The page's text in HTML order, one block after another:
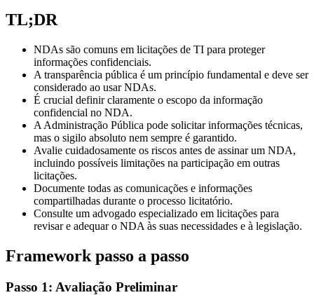
TL;DR
NDAs são comuns em licitações de TI para proteger
informações confidenciais.
A transparência pública é um princípio fundamental e deve ser
considerado ao usar NDAs.
É crucial definir claramente o escopo da informação
confidencial no NDA.
A Administração Pública pode solicitar informações técnicas,
mas o sigilo absoluto nem sempre é garantido.
Avalie cuidadosamente os riscos antes de assinar um NDA,
incluindo possíveis limitações na participação em outras
licitações.
Documente todas as comunicações e informações
compartilhadas durante o processo licitatório.
Consulte um advogado especializado em licitações para
revisar e adequar o NDA às suas necessidades e à legislação.
Framework passo a passo
Passo 1: Avaliação Preliminar